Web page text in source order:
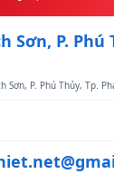
Sơn, P. Phú
Sơn, P. Phú Thủy, Tp.